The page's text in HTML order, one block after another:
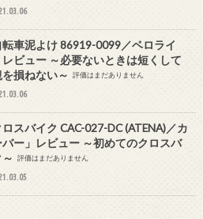
転車泥よけ 86919-0099／ベロライ
レビュー ～必要ないときは短くして
損ねない～
評価はまだありません
ロスバイク CAC-027-DC (ATENA)／カ
バー」レビュー ～初めてのクロスバ
評価はまだありません